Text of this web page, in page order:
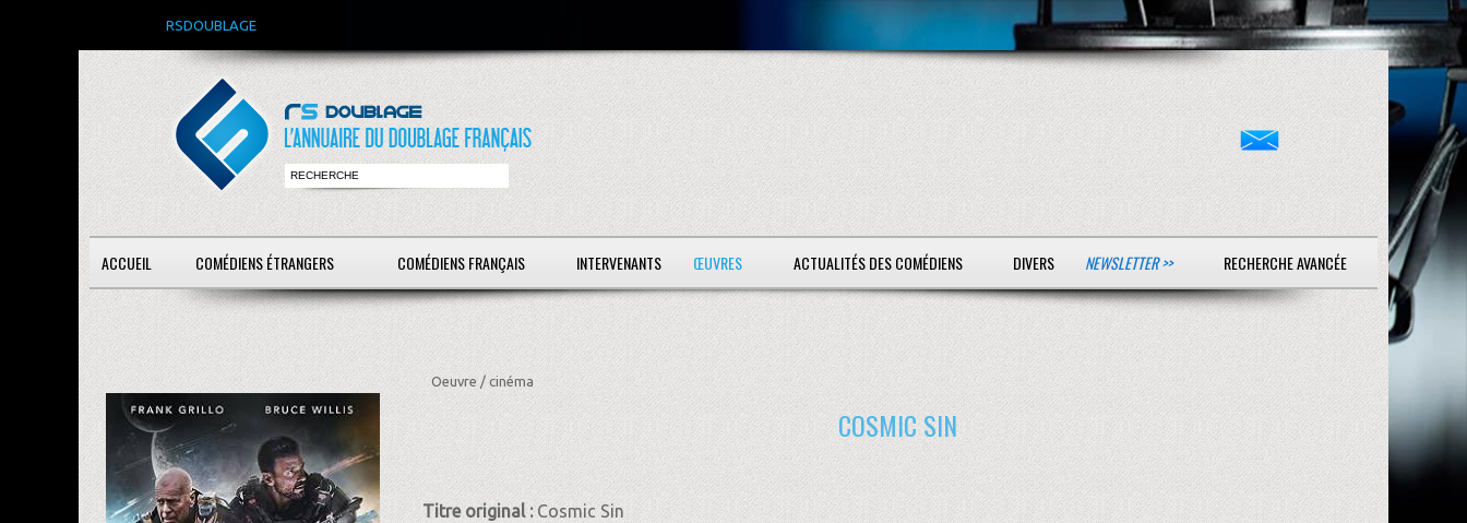
RSDOUBLAGE
ACCUEIL COMÉDIENS ÉTRANGERS COMÉDIENS FRANÇAIS INTERVENANTS ŒUVRES ACTUALITÉS DES COMÉDIENS DIVERS NEWSLETTER >> RECHERCHE AVANCÉE
Oeuvre / cinéma
COSMIC SIN
Titre original :Cosmic Sin